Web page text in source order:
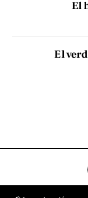
El
El
Contacto